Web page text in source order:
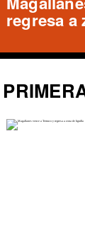
Temuco
Ascenso